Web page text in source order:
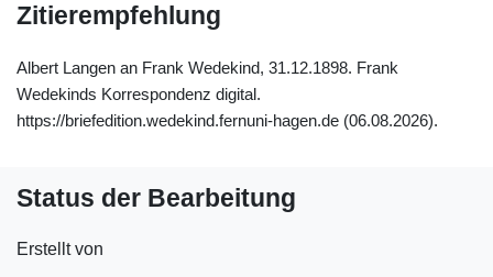
Zitierempfehlung
Albert Langen an Frank Wedekind, 31.12.1898. Frank
Wedekinds Korrespondenz digital.
https://briefedition.wedekind.fernuni-hagen.de (06.08.2026).
Status der Bearbeitung
Erstellt von